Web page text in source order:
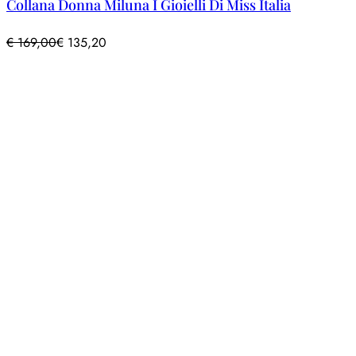
Collana Donna Miluna I Gioielli Di Miss Italia
€169,00€ 135,20